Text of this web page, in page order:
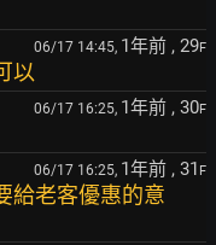
06/17 14:45, 1年前 , 29F
以
06/17 16:25, 1年前 , 30F
06/17 16:25, 1年前 , 31 F
給老客優惠的意